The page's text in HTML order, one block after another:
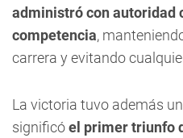
administró con autoridad
competencia,
carrera y evitando
La victoria tuvo además
significóel primer triunfo